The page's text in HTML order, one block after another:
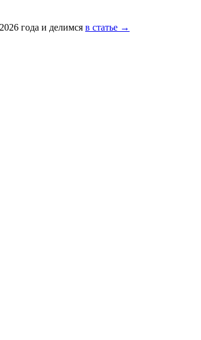
года и делимся в статье →